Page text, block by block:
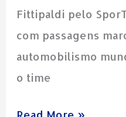
Fittipaldi pelo
com passagens
automobilismo
o time
Read More »